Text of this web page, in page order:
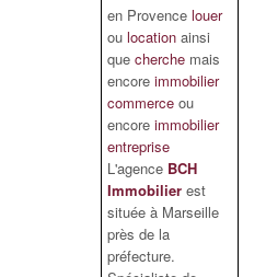
en Provence louer
ou location ainsi
que cherche mais
encore immobilier
commerce ou
encore immobilier
entreprise
L'agence BCH
Immobilierest
située à Marseille
près de la
préfecture.